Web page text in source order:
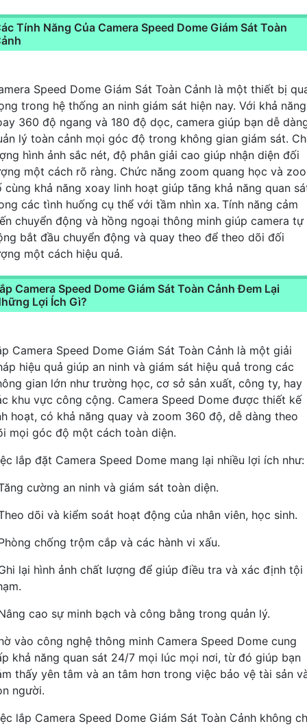
Tính Năng Của Camera Speed Dome Giám Sát Toàn
Speed Dome Giám Sát Toàn Cảnh là một thiết bị
trong hệ thống an ninh giám sát hiện nay. Với khả năng
360 độ ngang và 180 độ dọc, camera giúp bạn dễ
lý toàn cảnh mọi góc độ trong không gian giám sát.
hình ảnh sắc nét, độ phân giải cao giúp nhận diện đối
một cách rõ ràng. Chức năng zoom quang học và
cùng khả năng xoay linh hoạt giúp tăng khả năng quan
các tình huống cụ thể với tầm nhìn xa. Tính năng cảm
chuyển động và hồng ngoại thông minh giúp camera tự
bắt đầu chuyển động và quay theo để theo dõi đối
một cách hiệu quả.
Camera Speed Dome Giám Sát Toàn Cảnh Đem Lại
Lợi Ích Gì?
Camera Speed Dome Giám Sát Toàn Cảnh là một giải
hiệu quả giúp an ninh và giám sát hiệu quả trong các
gian lớn như trường học, cơ sở sản xuất, công ty, hay
khu vực công cộng. Camera Speed Dome được thiết kế
hoạt, có khả năng quay và zoom 360 độ, dễ dàng theo
mọi góc độ một cách toàn diện.
lắp đặt Camera Speed Dome mang lại nhiều lợi ích như:
cường an ninh và giám sát toàn diện.
dõi và kiểm soát hoạt động của nhân viên, học sinh.
chống trộm cắp và các hành vi xấu.
lại hình ảnh chất lượng để giúp điều tra và xác định tội
cao sự minh bạch và công bằng trong quản lý.
vào công nghệ thông minh Camera Speed Dome cung
khả năng quan sát 24/7 mọi lúc mọi nơi, từ đó giúp bạn
thấy yên tâm và an tâm hơn trong việc bảo vệ tài sản
người.
lắp Camera Speed Dome Giám Sát Toàn Cảnh không